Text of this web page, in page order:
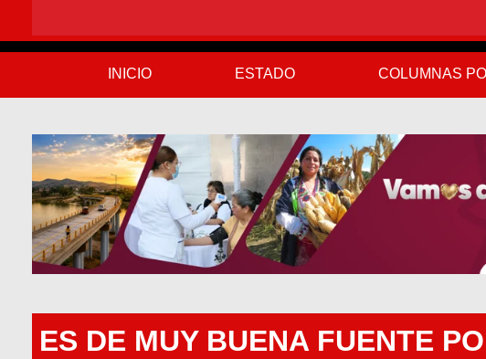
INICIO ESTADO COLUMNAS
ES DE MUY BUENA FUENTE